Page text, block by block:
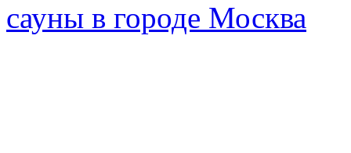
сауны в городе Москва